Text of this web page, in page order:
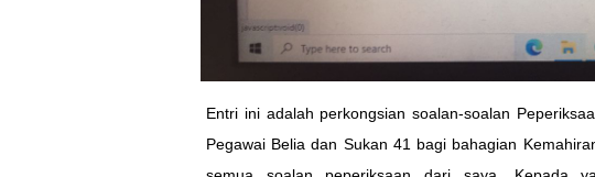
Entri ini adalah perkongsian soalan-soalan
Pegawai Belia dan Sukan 41 bagi bahagian